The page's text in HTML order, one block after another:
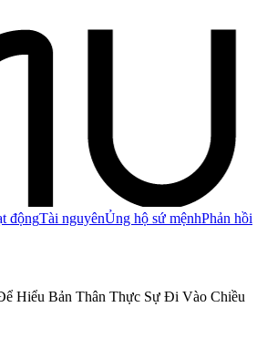
độngTài nguyênỦng hộ sứ mệnhPhản hồi
Hiểu Bản Thân Thực Sự Đi Vào Chiều